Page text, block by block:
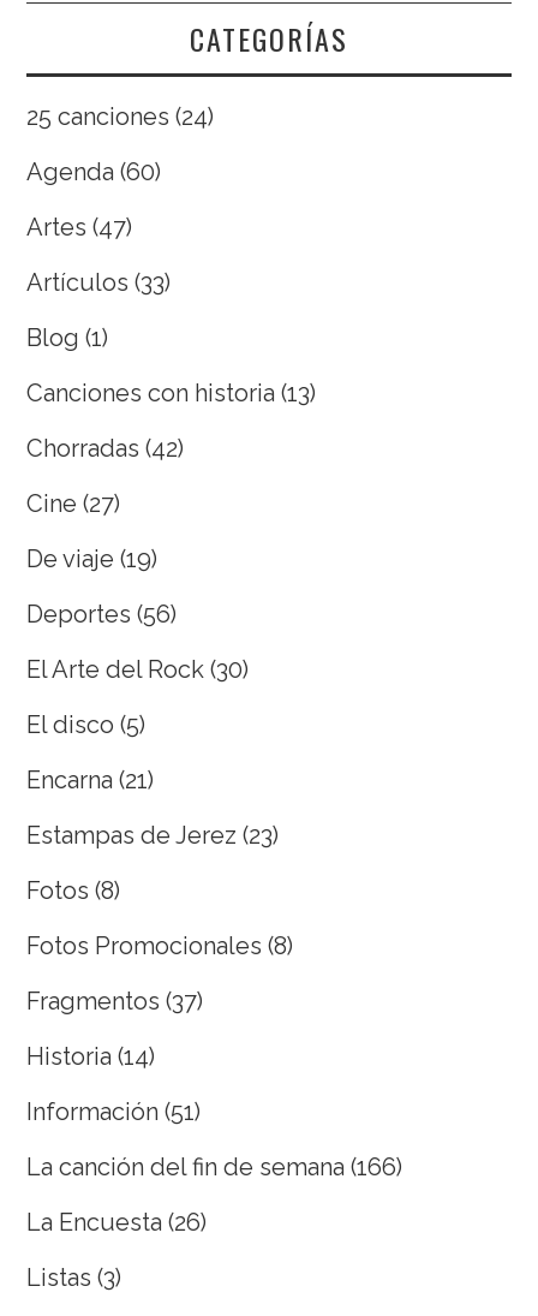
CATEGORÍAS
25 canciones (24)
Agenda (60)
Artes (47)
Artículos (33)
Blog (1)
Canciones con historia (13)
Chorradas (42)
Cine (27)
De viaje (19)
Deportes (56)
El Arte del Rock (30)
El disco (5)
Encarna (21)
Estampas de Jerez (23)
Fotos (8)
Fotos Promocionales (8)
Fragmentos (37)
Historia (14)
Información (51)
La canción del fin de semana (166)
La Encuesta (26)
Listas (3)